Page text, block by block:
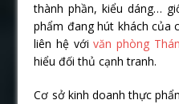
thành phần, kiểu dáng…
phẩm đang hút khách của
liên hệ vớivăn phòng
hiểu đối thủ cạnh tranh.
Cơ sở kinh doanh thực